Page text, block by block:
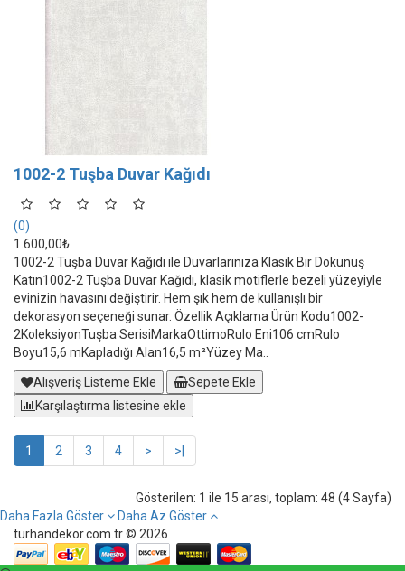
1002-2 Tuşba Duvar Kağıdı
(0)
1.600,00₺
1002-2 Tuşba Duvar Kağıdı ile Duvarlarınıza Klasik Bir Dokunuş
Katın1002-2 Tuşba Duvar Kağıdı, klasik motiflerle bezeli yüzeyiyle
evinizin havasını değiştirir. Hem şık hem de kullanışlı bir
dekorasyon seçeneği sunar. Özellik Açıklama Ürün Kodu1002-
2KoleksiyonTuşba SerisiMarkaOttimoRulo Eni106 cmRulo
Boyu15,6 mKapladığı Alan16,5 m²Yüzey Ma..
Alışveriş Listeme Ekle
Sepete Ekle
Karşılaştırma listesine ekle
1 2 3 4 > >|
Gösterilen: 1 ile 15 arası, toplam: 48 (4 Sayfa)
Daha Fazla Göster
Daha Az Göster
turhandekor.com.tr © 2026